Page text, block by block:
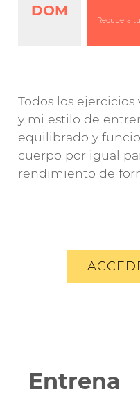
DOM
Recupera
Todos los
y mi estilo de
equilibrado y
cuerpo por igual
rendimiento de
Entrena